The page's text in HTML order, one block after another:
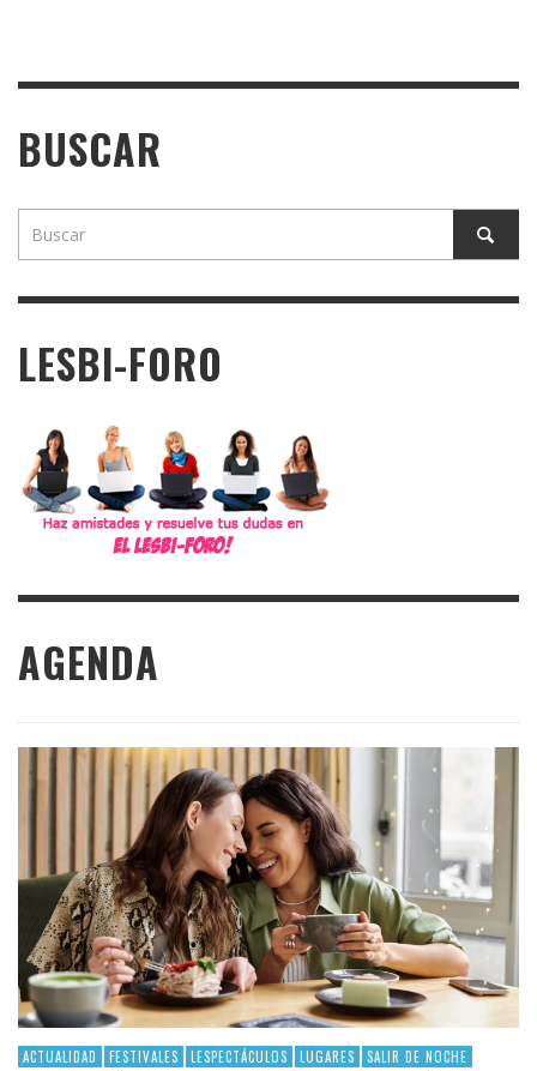
BUSCAR
LESBI-FORO
AGENDA
ACTUALIDAD FESTIVALES LESPECTÁCULOS LUGARES SALIR DE NOCHE